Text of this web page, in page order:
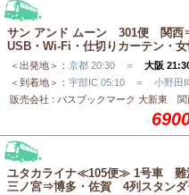
サン アンド ムーン 301便 関西⇒
USB・Wi-Fi・仕切りカーテン・女
＜出発地＞： 京都 20:30 ＝ 大阪
＜到着地＞： 宇部IC 05:10 ＝ 小野
販売会社 : バスブックマーク 大新東 関
ユタカライナ≪105便≫ 1号車 難
三ノ宮⇒博多・佐賀 4列スタンダ